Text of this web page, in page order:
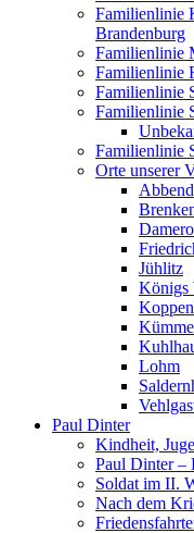
Familienlinie
Brandenburg
Familienlinie
Familienlinie
Familienlinie
Familienlinie
Familienlinie
Orte unserer
Jühlitz
Königs
Lohm
Paul Dinter
Kindheit,
Paul Dinter –
Soldat im II.
Nach dem